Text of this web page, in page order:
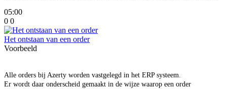
05:00
0 0
Het ontstaan van een order
Voorbeeld
Alle orders bij Azerty worden vastgelegd in het ERP systeem.
Er wordt daar onderscheid gemaakt in de wijze waarop een order